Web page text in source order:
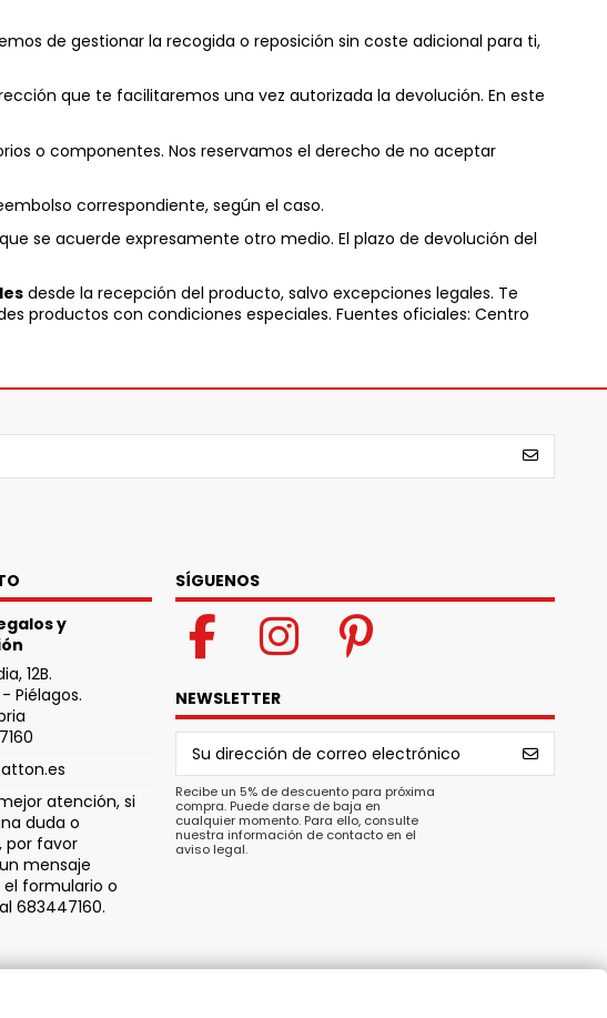
de gestionar la recogida o reposición sin coste adicional para ti,
que te facilitaremos una vez autorizada la devolución. En este
o componentes. Nos reservamos el derecho de no aceptar
correspondiente, según el caso.
se acuerde expresamente otro medio. El plazo de devolución del
desde la recepción del producto, salvo excepciones legales. Te
productos con condiciones especiales. Fuentes oficiales: Centro
y
12B.
Piélagos.
atención, si
duda o
por favor
mensaje
formulario o
683447160.
SÍGUENOS
NEWSLETTER
Recibe un 5% de descuento para próxima
compra. Puede darse de baja en
cualquier momento. Para ello, consulte
nuestra información de contacto en el
aviso legal.